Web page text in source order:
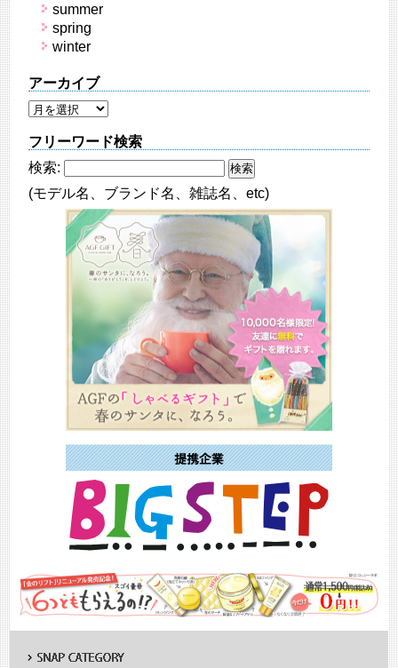
summer
spring
winter
アーカイブ
フリーワード検索
検索:
(モデル名、ブランド名、雑誌名、etc)